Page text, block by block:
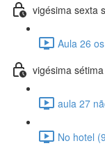
vigésima sexta
Aula 26
vigésima
aula 27
No hotel